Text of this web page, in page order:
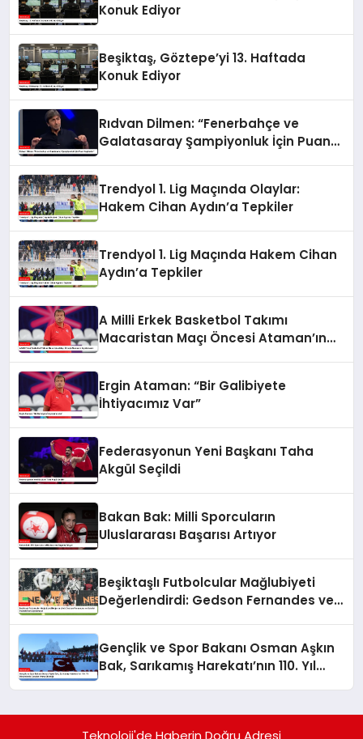
Konuk Ediyor
Beşiktaş, Göztepe’yi 13. Haftada
Konuk Ediyor
Rıdvan Dilmen: “Fenerbahçe ve
Galatasaray Şampiyonluk İçin Puan
Trendyol 1. Lig Maçında Olaylar:
Hakem Cihan Aydın’a Tepkiler
Trendyol 1. Lig Maçında Hakem Cihan
Aydın’a Tepkiler
A Milli Erkek Basketbol Takımı
Macaristan Maçı Öncesi Ataman’ın
Ergin Ataman: “Bir Galibiyete
İhtiyacımız Var”
Federasyonun Yeni Başkanı Taha
Akgül Seçildi
Bakan Bak: Milli Sporcuların
Uluslararası Başarısı Artıyor
Beşiktaşlı Futbolcular Mağlubiyeti
Değerlendirdi: Gedson Fernandes ve
Gençlik ve Spor Bakanı Osman Aşkın
Bak, Sarıkamış Harekatı’nın 110. Yıl
Teknoloji'de Haberin Doğru Adresi